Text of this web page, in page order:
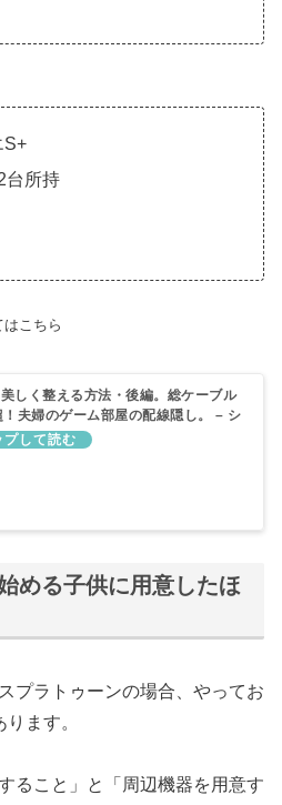
S+
台所持
こちら
しく整える方法・後編。総ケーブル
夫婦のゲーム部屋の配線隠し。 – シ
和
める子供に用意したほ
プラトゥーンの場合、やってお
ます。
ること」と「周辺機器を用意す